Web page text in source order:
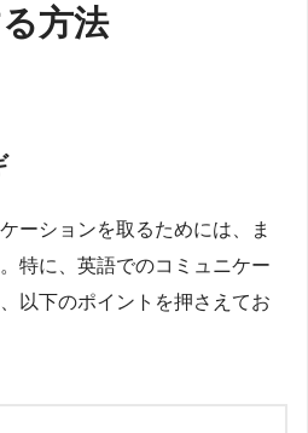
方法
ーションを取るためには、ま
特に、英語でのコミュニケー
以下のポイントを押さえてお